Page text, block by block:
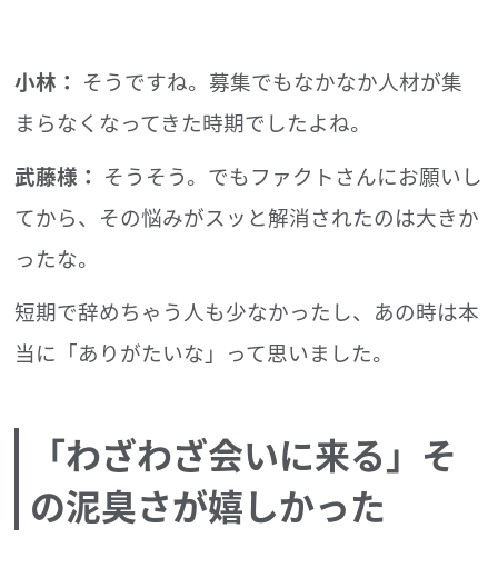
小林： そうですね。募集でもなかなか人材が集
まらなくなってきた時期でしたよね。
武藤様： そうそう。でもファクトさんにお願いし
てから、その悩みがスッと解消されたのは大きか
ったな。
短期で辞めちゃう人も少なかったし、あの時は本
当に「ありがたいな」って思いました。
「わざわざ会いに来る」そ
の泥臭さが嬉しかった